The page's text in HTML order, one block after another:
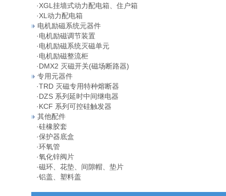
·XGL挂墙式动力配电箱、住户箱
·XL动力配电箱
电机励磁系统元器件
·电机励磁调节装置
·电机励磁系统灭磁单元
·电机励磁整流柜
·DMX2 灭磁开关(磁场断路器)
专用元器件
·TRD 灭磁专用特种熔断器
·DZS 系列延时中间继电器
·KCF 系列可控硅触发器
其他配件
·硅橡胶套
·保护器底盒
·环氧管
·氧化锌阀片
·磁环、花垫、间隙帽、垫片
·铝盖、塑料盖